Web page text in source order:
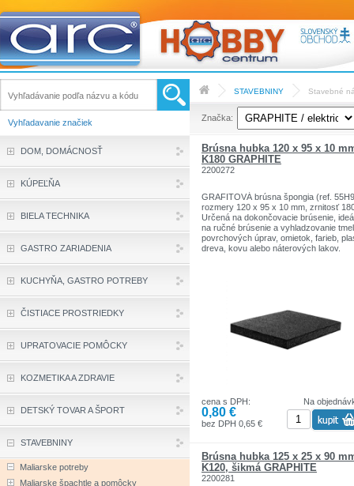
STAVEBNINY Stavebné
Značka:
Brúsna hubka 120 x 95 x 10
K180 GRAPHITE
2200272
GRAFITOVÁ brúsna špongia (ref.
rozmery 120 x 95 x 10 mm, zrnitosť
Určená na dokončovacie brúsenie,
na ručné brúsenie a vyhladzovanie
povrchových úprav, omietok, farieb,
dreva, kovu alebo náterových lakov.
na menšie kúsky. Značka GRAPHITE
ponúka široký sortiment elektrického
náradia, ktoré spĺňa požiadavky
profesionálov.
Na
cena s DPH:
0,80 €
bez DPH 0,65 €
Brúsna hubka 125 x 25 x 90
K120, šikmá GRAPHITE
2200281
Vyhľadavanie značiek
DOM, DOMÁCNOSŤ
KÚPEĽŇA
BIELA TECHNIKA
GASTRO ZARIADENIA
KUCHYŇA, GASTRO POTREBY
ČISTIACE PROSTRIEDKY
UPRATOVACIE POMÔCKY
KOZMETIKA A ZDRAVIE
DETSKÝ TOVAR A ŠPORT
STAVEBNINY
Maliarske potreby
Maliarske špachtle a pomôcky